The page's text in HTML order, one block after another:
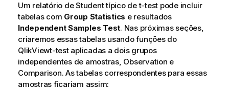
Um relatório de Student típico det-test pode incluir
tabelas com Group Statistics e resultados
Independent Samples Test. Nas próximas seções,
criaremos essas tabelas usando funções do
QlikViewt-testaplicadas a dois grupos
independentes de amostras, Observation e
Comparison. As tabelas correspondentes para essas
amostras ficariam assim: